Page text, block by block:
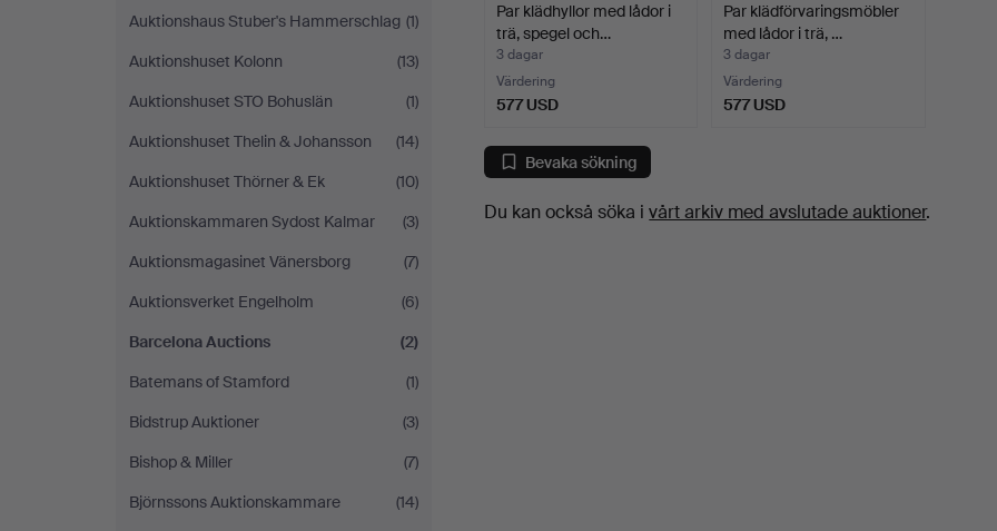
Auktionshaus Stuber's Hammerschlag (1)
Auktionshuset Kolonn
(13)
Auktionshuset STO Bohuslän
(1)
Auktionshuset Thelin & Johansson
(14)
Auktionshuset Thörner & Ek
(10)
Auktionskammaren Sydost Kalmar
(3)
Auktionsmagasinet Vänersborg
(7)
Auktionsverket Engelholm
(6)
Barcelona Auctions
(2)
Batemans of Stamford
(1)
Bidstrup Auktioner
(3)
Bishop & Miller
(7)
Björnssons Auktionskammare
(14)
Par klädhyllor med lådor i
trä, spegel och…
3 dagar
Värdering
577 USD
Par klädförvaringsmöbler
med lådor i trä, …
3 dagar
Värdering
577 USD
Bevaka sökning
Du kan också söka ivårt arkiv med avslutade auktioner.